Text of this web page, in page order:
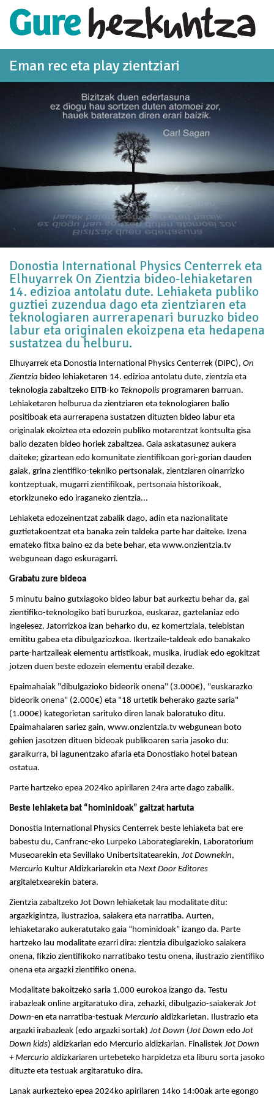
Eduki nagusira joan
Eman rec eta play zientziari
Donostia International Physics Centerrek eta
Elhuyarrek On Zientzia bideo-lehiaketaren
14. edizioa antolatu dute. Lehiaketa publiko
guztiei zuzendua dago eta zientziaren eta
teknologiaren aurrerapenari buruzko bideo
labur eta originalen ekoizpena eta hedapena
sustatzea du helburu.
Elhuyarrek eta Donostia International Physics Centerrek (DIPC), On
Zientzia bideo lehiaketaren 14. edizioa antolatu dute, zientzia eta
teknologia zabaltzeko EITB-ko Teknopolis programaren barruan.
Lehiaketaren helburua da zientziaren eta teknologiaren balio
positiboak eta aurrerapena sustatzen dituzten bideo labur eta
originalak ekoiztea eta edozein publiko motarentzat kontsulta gisa
balio dezaten bideo horiek zabaltzea. Gaia askatasunez aukera
daiteke; gizartean edo komunitate zientifikoan gori-gorian dauden
gaiak, grina zientifiko-tekniko pertsonalak, zientziaren oinarrizko
kontzeptuak, mugarri zientifikoak, pertsonaia historikoak,
etorkizuneko edo iraganeko zientzia...
Lehiaketa edozeinentzat zabalik dago, adin eta nazionalitate
guztietakoentzat eta banaka zein taldeka parte har daiteke. Izena
emateko fitxa baino ez da bete behar, eta www.onzientzia.tv
webgunean dago eskuragarri.
Grabatu zure bideoa
5 minutu baino gutxiagoko bideo labur bat aurkeztu behar da, gai
zientifiko-teknologiko bati buruzkoa, euskaraz, gaztelaniaz edo
ingelesez. Jatorrizkoa izan beharko du, ez komertziala, telebistan
emititu gabea eta dibulgaziozkoa. Ikertzaile-taldeak edo banakako
parte-hartzaileak elementu artistikoak, musika, irudiak edo egokitzat
jotzen duen beste edozein elementu erabil dezake.
Epaimahaiak "dibulgazioko bideorik onena" (3.000€), "euskarazko
bideorik onena" (2.000€) eta "18 urtetik beherako gazte saria"
(1.000€) kategorietan sarituko diren lanak baloratuko ditu.
Epaimahaiaren sariez gain, www.onzientzia.tv webgunean boto
gehien jasotzen dituen bideoak publikoaren saria jasoko du:
garaikurra, bi lagunentzako afaria eta Donostiako hotel batean
ostatua.
Parte hartzeko epea 2024ko apirilaren 24ra arte dago zabalik.
Beste lehiaketa bat “hominidoak” gaitzat hartuta
Donostia International Physics Centerrek beste lehiaketa bat ere
babestu du, Canfranc-eko Lurpeko Laborategiarekin, Laboratorium
Museoarekin eta Sevillako Unibertsitatearekin, Jot Downekin,
Mercurio Kultur Aldizkariarekin eta Next Door Editores
argitaletxearekin batera.
Zientzia zabaltzeko Jot Down lehiaketak lau modalitate ditu:
argazkigintza, ilustrazioa, saiakera eta narratiba. Aurten,
lehiaketarako aukeratutako gaia “hominidoak” izango da. Parte
hartzeko lau modalitate ezarri dira: zientzia dibulgazioko saiakera
onena, fikzio zientifikoko narratibako testu onena, ilustrazio zientifiko
onena eta argazki zientifiko onena.
Modalitate bakoitzeko saria 1.000 eurokoa izango da. Testu
irabazleak online argitaratuko dira, zehazki, dibulgazio-saiakerak Jot
Down-en eta narratiba-testuak Mercurio aldizkarietan. Ilustrazio eta
argazki irabazleak (edo argazki sortak) Jot Down (Jot Down edo Jot
Down kids) aldizkarian edo Mercurio aldizkarian. Finalistek Jot Down
+ Mercurio aldizkariaren urtebeteko harpidetza eta liburu sorta jasoko
dituzte eta testuak argitaratuko dira.
Lanak aurkezteko epea 2024ko apirilaren 14ko 14:00ak arte egongo